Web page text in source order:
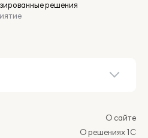
решения
О сайте
О решениях 1С